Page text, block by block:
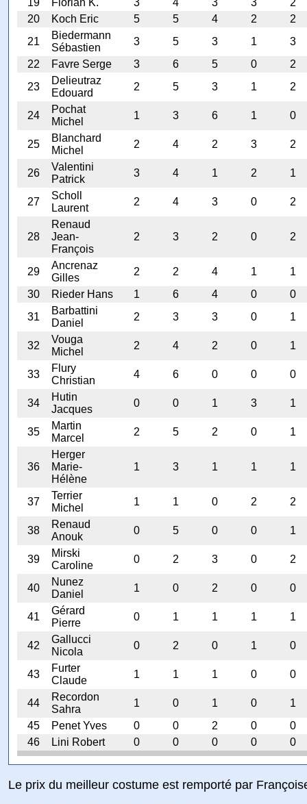
19 Florian K. 3 4 3 3
2
20
Koch Eric 5 5 4 2
2
21
Biedermann
Sébastien
3 5 3 1
3
22
Favre Serge 3 6 5 0
2
23
Delieutraz
Edouard
2 5 3 1 2
24
Pochat
Michel
1 3 6 1 0
25
Blanchard
Michel
2 4 2 3 2
26
Valentini
Patrick
3 4 1 2 1
27
Scholl
Laurent
2 4 3 0 2
28
Renaud
Jean-
François
2 3 2 0 2
29
Ancrenaz
Gilles
2 2 4 1
1
30
Rieder Hans 1 6 4 0
0
31
Barbattini
Daniel
2 3 3 0 1
32
Vouga
Michel
2 4 2 0 1
33
Flury
Christian
4 6 0 0 0
34
Hutin
Jacques
0 0 1 3 1
35
Martin
Marcel
2 5 2 0 1
36
Herger
Marie-
Hélène
1 3 1 1 1
37
Terrier
Michel
1 1 0 2 2
38
Renaud
Anouk
0 5 0 0 1
39
Mirski
Caroline
0 2 3 0 2
40
Nunez
Daniel
1 0 2 0 0
41
Gérard
Pierre
0 1 1 1 1
42
Gallucci
Nicola
0 2 0 1 0
43
Furter
Claude
1 1 1 0 0
44
Recordon
Sahra
1 0 1 0
1
45
Penet Yves 0 0 2 0
0
46
Lini Robert 0 0 0 0 0
Le prix du meilleur costume est remporté par